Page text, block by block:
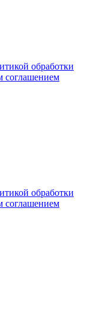
обработки
соглашением
обработки
соглашением